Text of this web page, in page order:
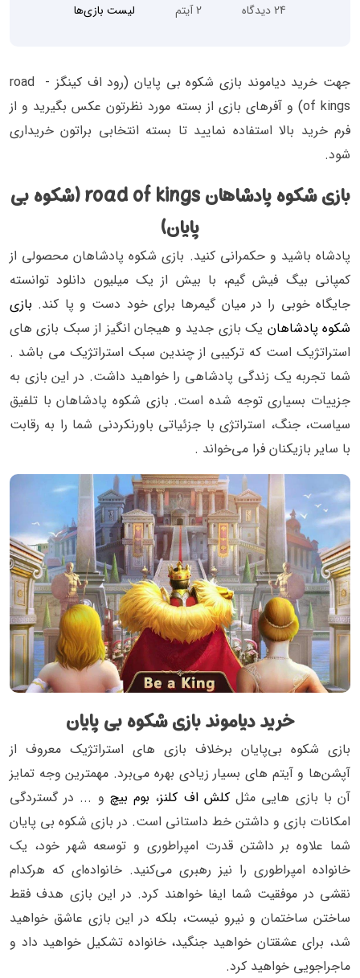
24 دیدگاه 2 آیتم لیست بازی‌ها
جهت خرید دیاموند بازی شکوه بی پایان (رود اف کینگز - road
of kings) و آفرهای بازی از بسته مورد نظرتون عکس بگیرید و از
فرم خرید بالا استفاده نمایید تا بسته انتخابی براتون خریداری
شود.
بازی شکوه پادشاهان road of kings (شکوه بی
پایان)
پادشاه باشید و حکمرانی کنید. بازی شکوه پادشاهان محصولی از
کمپانی بیگ فیش گیم، با بیش از یک میلیون دانلود توانسته
جایگاه خوبی را در میان گیمرها برای خود دست و پا کند. بازی
شکوه پادشاهان یک بازی جدید و هیجان انگیز از سبک بازی های
استراتژیک است که ترکیبی از چندین سبک استراتژیک می باشد .
شما تجربه یک زندگی پادشاهی را خواهید داشت. در این بازی به
جزییات بسیاری توجه شده است. بازی شکوه پادشاهان با تلفیق
سیاست، جنگ، استراتژی با جزئیاتی باورنکردنی شما را به رقابت
با سایر بازیکنان فرا می‌خواند .
خرید دیاموند بازی شکوه بی پایان
بازی شکوه بی‌پایان برخلاف بازی های استراتژیک معروف از
آپشن‌ها و آیتم های بسیار زیادی بهره می‌برد. مهمترین وجه تمایز
آن با بازی هایی مثلکلش اف کلنز، بوم بیچ و ... در گستردگی
امکانات بازی و داشتن خط داستانی است. در بازی شکوه بی پایان
شما علاوه بر داشتن قدرت امپراطوری و توسعه شهر خود، یک
خانواده امپراطوری را نیز رهبری می‌کنید. خانواده‌ای که هرکدام
نقشی در موفقیت شما ایفا خواهند کرد. در این بازی هدف فقط
ساختن ساختمان و نیرو نیست، بلکه در این بازی عاشق خواهید
شد، برای عشقتان خواهید جنگید، خانواده تشکیل خواهید داد و
ماجراجویی خواهید کرد.